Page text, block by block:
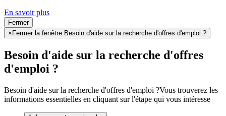
En savoir plus
Fermer
× Fermer la fenêtre Besoin d'aide sur la recherche d'offres d'emploi ?
Besoin d'aide sur la recherche d'offres
d'emploi ?
Besoin d'aide sur la recherche d'offres d'emploi ?Vous trouverez les
informations essentielles en cliquant sur l'étape qui vous intéresse